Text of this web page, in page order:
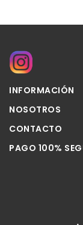
INFORMACIÓN
NOSOTROS
CONTACTO
PAGO 100%